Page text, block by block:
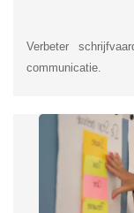
Verbeter
communicatie.